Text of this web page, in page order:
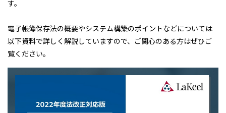
す。
電子帳簿保存法の概要やシステム構築のポイントなどについては
以下資料で詳しく解説していますので、ご関心のある方はぜひご
覧ください。